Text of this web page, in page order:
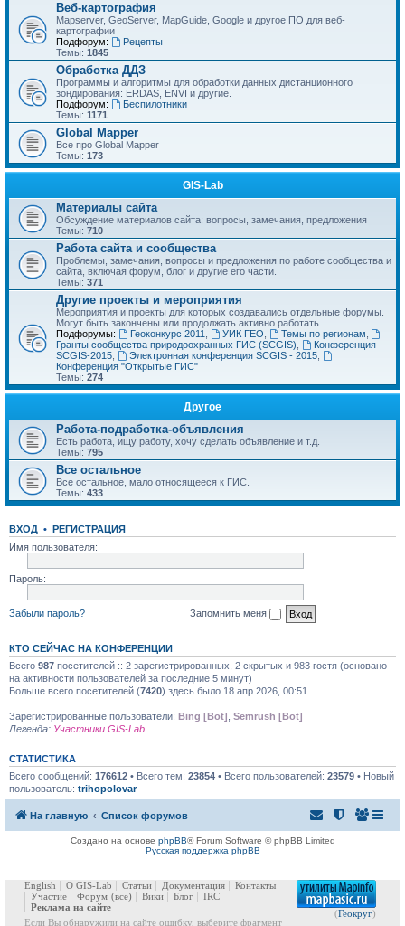
Веб-картография
Mapserver, GeoServer, MapGuide, Google и другое ПО для веб-
картографии
Подфорум:
Рецепты
Темы: 1845
Обработка ДДЗ
Программы и алгоритмы для обработки данных дистанционного
зондирования: ERDAS, ENVI и другие.
Подфорум:
Беспилотники
Темы: 1171
Global Mapper
Все про Global Mapper
Темы: 173
GIS-Lab
Материалы сайта
Обсуждение материалов сайта: вопросы, замечания, предложения
Темы: 710
Работа сайта и сообщества
Проблемы, замечания, вопросы и предложения по работе сообщества и
сайта, включая форум, блог и другие его части.
Темы: 371
Другие проекты и мероприятия
Мероприятия и проекты для которых создавались отдельные форумы.
Могут быть закончены или продолжать активно работать.
Подфорумы:
Геоконкурс 2011 УИК ГЕО Темы по регионам
Гранты сообщества природоохранных ГИС (SCGIS)
Конференция
SCGIS-2015
Электронная конференция SCGIS - 2015,
Конференция "Открытые ГИС"
Темы: 274
Другое
Работа-подработка-объявления
Есть работа, ищу работу, хочу сделать объявление и т.д.
Темы: 795
Все остальное
Все остальное, мало относящееся к ГИС.
Темы: 433
ВХОД • РЕГИСТРАЦИЯ
Имя пользователя:
Пароль:
Забыли пароль? Запомнить меня
КТО СЕЙЧАС НА КОНФЕРЕНЦИИ
Всего 987 посетителей :: 2 зарегистрированных, 2 скрытых и 983 гостя (основано
на активности пользователей за последние 5 минут)
Больше всего посетителей (7420) здесь было 18 апр 2026, 00:51
Зарегистрированные пользователи: Bing [Bot] Semrush [Bot]
Легенда: Участники GIS-Lab
СТАТИСТИКА
Всего сообщений: 176612 • Всего тем: 23854 • Всего пользователей: 23579 • Новый
пользователь: trihopolovar
На главную Список форумов
Создано на основе phpBB® Forum Software © phpBB Limited
Русская поддержка phpBB
(Геокруг)
English О GIS-Lab Статьи Документация
Контакты
Участие
Форум (все) Вики Блог
IRC
Реклама на сайте
Если Вы обнаружили на сайте ошибку, выберите фрагмент